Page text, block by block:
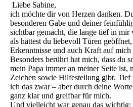
Liebe Sabine,
ich möchte dir von Herzen danken.
besonderen Gabe und deiner
sichtbar gemacht, die lange tief in mir
als hättest du liebevoll Türen
Erkenntnisse und auch Kraft auf mich
Besonders berührt hat mich, dass du
mein Papa immer an meiner Seite ist,
Zeichen sowie Hilfestellung gibt. Tief
ich das zwar – aber durch deine
ganz klar und greifbar für mich.
Und vielleicht war genau das wichtig: